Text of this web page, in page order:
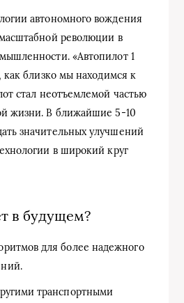
автономного вождения
революции в
«Автопилот 1
как близко мы находимся к
стал неотъемлемой частью
жизни. В ближайшие 5-10
значительных улучшений
в широкий круг
в будущем?
для более надежного
транспортными